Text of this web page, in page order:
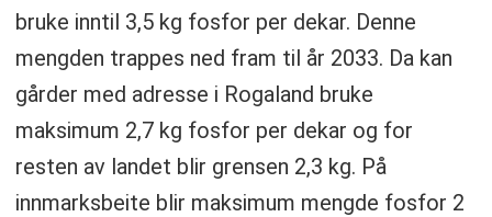
bruke inntil 3,5 kg fosfor per dekar. Denne
mengden trappes ned fram til år 2033. Da kan
gårder med adresse i Rogaland bruke
maksimum 2,7 kg fosfor per dekar og for
resten av landet blir grensen 2,3 kg. På
innmarksbeite blir maksimum mengde fosfor 2